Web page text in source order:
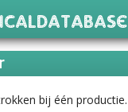
bij één productie.